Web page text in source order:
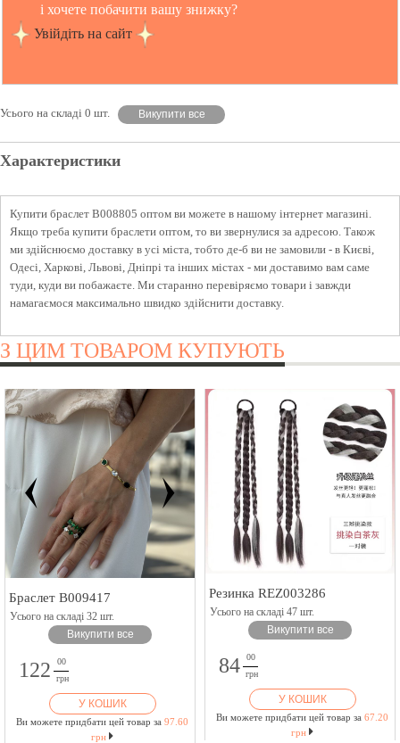
і хочете побачити вашу знижку?
Увійдіть на сайт
Усього на складі 0 шт. Викупити все
Характеристики
Купити браслет B008805 оптом ви можете в нашому інтернет магазині.
Якщо треба купити браслети оптом, то ви звернулися за адресою. Також
ми здійснюємо доставку в усі міста, тобто де-б ви не замовили - в Києві,
Одесі, Харкові, Львові, Дніпрі та інших містах - ми доставимо вам саме
туди, куди ви побажаєте. Ми старанно перевіряємо товари і завжди
намагаємося максимально швидко здійснити доставку.
З ЦИМ ТОВАРОМ КУПУЮТЬ
Браслет B009417
Усього на складі 32 шт.
Викупити все
122
00
грн
У КОШИК
Ви можете придбати цей товар за 97.60
грн
Резинка REZ003286
Усього на складі 47 шт.
Викупити все
84
00
грн
У КОШИК
Ви можете придбати цей товар за 67.20
грн